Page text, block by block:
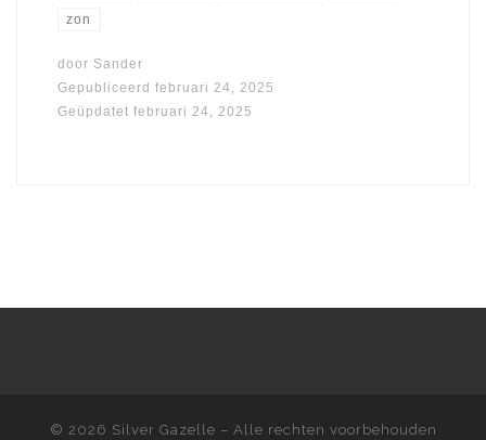
zon
door Sander
Gepubliceerd februari 24, 2025
Geüpdatet februari 24, 2025
© 2026 Silver Gazelle – Alle rechten voorbehouden